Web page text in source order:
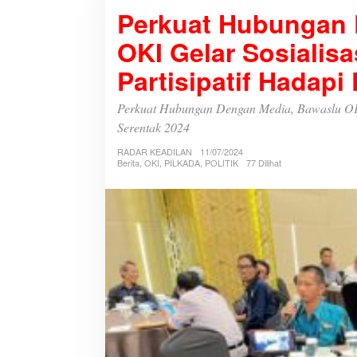
r
k
u
a
t
H
u
u
n
g
n
e
g
a
n
M
e
d
i
a
Perkuat
OKI Gelar
Partisipatif Hadapi
Perkuat Hubungan Dengan Media, Bawaslu
Serentak 2024
RADAR KEADILAN
11/07/2024
Berita OKI PILKADA POLITIK 77 Dilihat